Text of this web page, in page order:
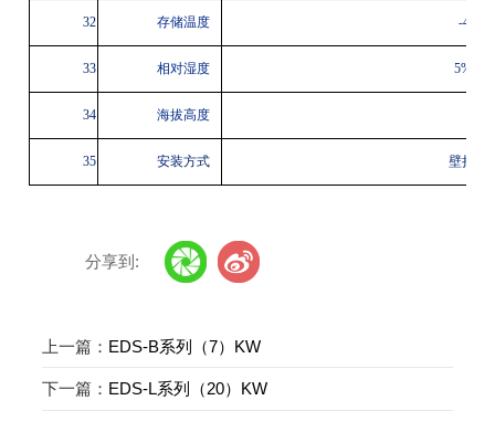
32 存储温度 -
33 相对湿度 5%-
34 海拔高度
35 安装方式 壁挂
分享到:
上一篇： EDS-B系列（7）KW
下一篇： EDS-L系列（20）KW